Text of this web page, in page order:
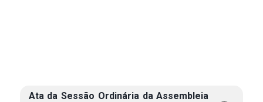
Ata da Sessão Ordinária da Assembleia